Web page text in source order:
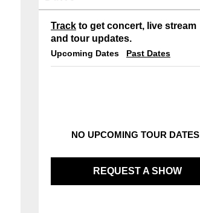
Track to get concert, live stream
and tour updates.
Upcoming Dates Past Dates
NO UPCOMING TOUR DATES
REQUEST A SHOW